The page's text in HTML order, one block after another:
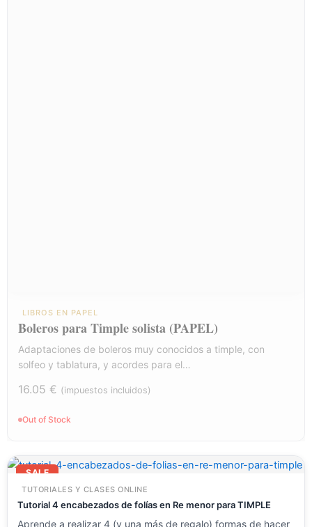
LIBROS EN PAPEL
Boleros para Timple solista (PAPEL)
Adaptaciones de boleros muy conocidos a timple, con
solfeo y tablatura, y acordes para el…
16.05 € (impuestos incluidos)
Out of Stock
SALE
TUTORIALES Y CLASES ONLINE
Tutorial 4 encabezados de folías en Re menor para TIMPLE
Aprende a realizar 4 (y una más de regalo) formas de hacer
El
precio
era:
23.54 €.
El
precio
es:
11.77 €.